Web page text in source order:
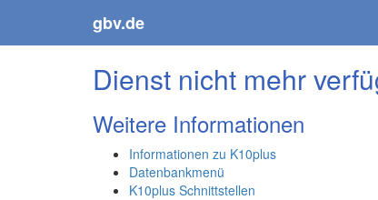
gbv.de
Dienst nicht mehr
Weitere Informationen
Informationen zu K10plus
Datenbankmenü
K10plus Schnittstellen